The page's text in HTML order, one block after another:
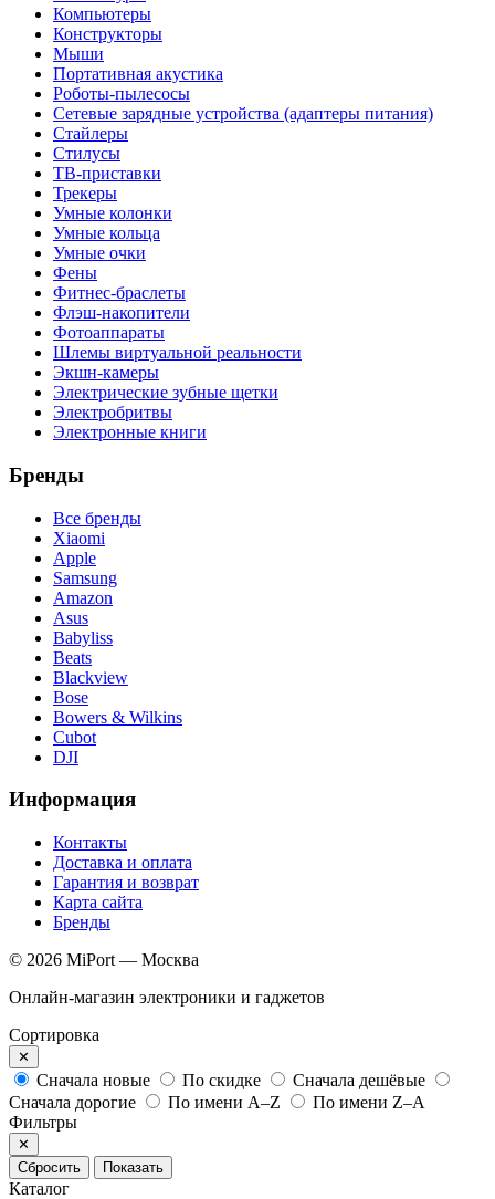
Компьютеры
Конструкторы
Мыши
Портативная акустика
Роботы-пылесосы
Сетевые зарядные устройства (адаптеры питания)
Стайлеры
Стилусы
ТВ-приставки
Трекеры
Умные колонки
Умные кольца
Умные очки
Фены
Фитнес-браслеты
Флэш-накопители
Фотоаппараты
Шлемы виртуальной реальности
Экшн-камеры
Электрические зубные щетки
Электробритвы
Электронные книги
Бренды
Все бренды
Xiaomi
Apple
Samsung
Amazon
Asus
Babyliss
Beats
Blackview
Bose
Bowers & Wilkins
Cubot
DJI
Информация
Контакты
Доставка и оплата
Гарантия и возврат
Карта сайта
Бренды
© 2026 MiPort — Москва
Онлайн-магазин электроники и гаджетов
Сортировка
✕
Сначала новые По скидке
Сначала дешёвые
Сначала дорогие
По имени A–Z
По имени Z–A
Фильтры
✕
Сбросить
Показать
Каталог